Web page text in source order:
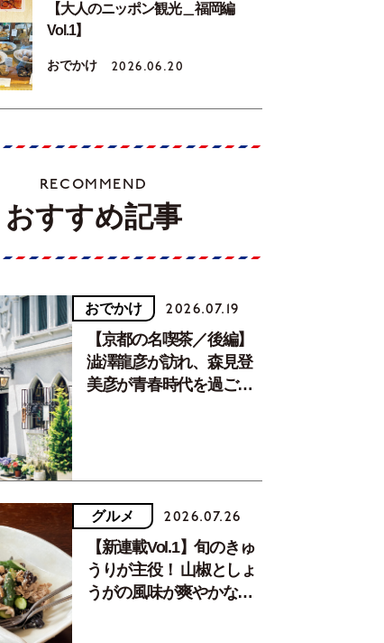
【大人のニッポン観光＿福岡編
Vol.1】
おでかけ 2026.06.20
RECOMMEND
おすすめ記事
おでかけ 2026.07.19
【京都の名喫茶／後編】
澁澤龍彦が訪れ、森見登
美彦が青春時代を過ごし
グルメ 2026.07.26
【新連載Vol.1】旬のきゅ
うりが主役！ 山椒としょ
うがの風味が爽やかな、